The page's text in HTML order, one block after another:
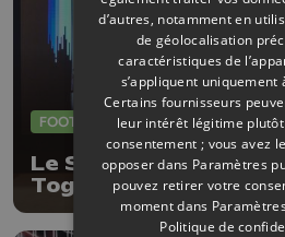
FOOTBALL
Le Standard est
Together Awards"
d’autres, notamment en
de géolocalisation
caractéristiques de
s’appliquent uniquement
Certains fournisseurs
leur intérêt légitime
consentement ; vous avez
opposer dans Paramètres
pouvez retirer votre
moment dans
Politique de